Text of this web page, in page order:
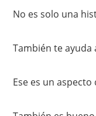
No es solo una
También te ayuda
Ese es un